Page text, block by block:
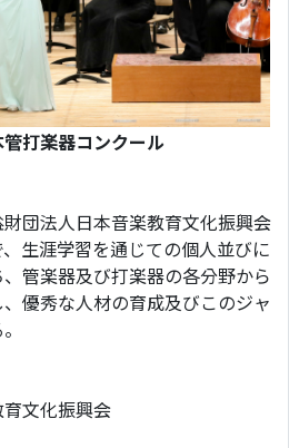
打楽器コンクール
団法人日本音楽教育文化振興会
生涯学習を通じての個人並びに
管楽器及び打楽器の各分野から
優秀な人材の育成及びこのジャ
文化振興会